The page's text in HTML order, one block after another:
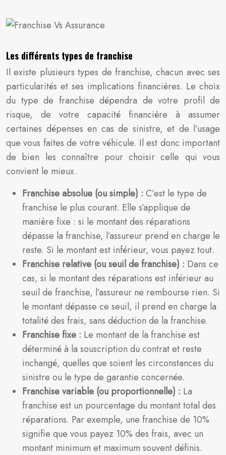
Les différents types de franchise
Il existe plusieurs types de franchise, chacun avec ses
particularités et ses implications financières. Le choix
du type de franchise dépendra de votre profil de
risque, de votre capacité financière à assumer
certaines dépenses en cas de sinistre, et de l’usage
que vous faites de votre véhicule. Il est donc important
de bien les connaître pour choisir celle qui vous
convient le mieux.
Franchise absolue (ou simple) : C’est le type de
franchise le plus courant. Elle s’applique de
manière fixe : si le montant des réparations
dépasse la franchise, l’assureur prend en charge le
reste. Si le montant est inférieur, vous payez tout.
Franchise relative (ou seuil de franchise) : Dans ce
cas, si le montant des réparations est inférieur au
seuil de franchise, l’assureur ne rembourse rien. Si
le montant dépasse ce seuil, il prend en charge la
totalité des frais, sans déduction de la franchise.
Franchise fixe : Le montant de la franchise est
déterminé à la souscription du contrat et reste
inchangé, quelles que soient les circonstances du
sinistre ou le type de garantie concernée.
Franchise variable (ou proportionnelle) : La
franchise est un pourcentage du montant total des
réparations. Par exemple, une franchise de 10%
signifie que vous payez 10% des frais, avec un
montant minimum et maximum souvent définis.